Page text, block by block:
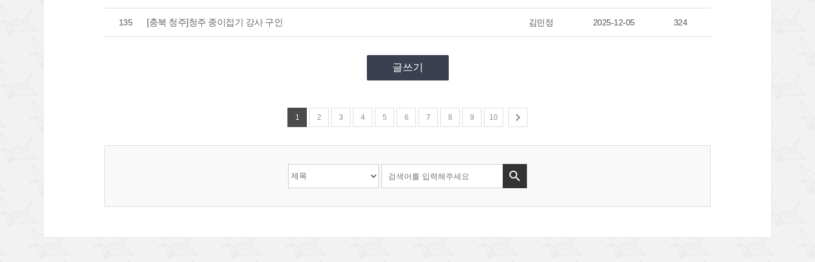
135 [충북 청주]청주 종이접기 강사 구인 김민정 2025-12-05 324
글쓰기
1 2 3 4 5 6 7 8 9 10 
